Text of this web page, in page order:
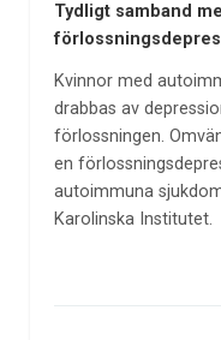
Tydligt samband
Kvinnor med
drabbas av
förlossningen.
en
autoimmuna
Karolinska Institutet.